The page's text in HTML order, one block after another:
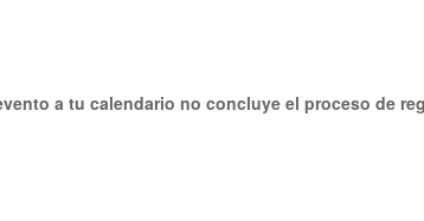
a tu calendario no concluye el proceso de